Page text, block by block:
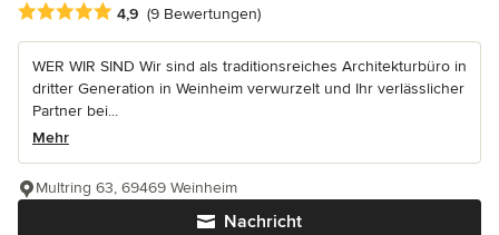
Durchschnittliche Bewertung: 4.9 von 5 Sternen
4,9 (9 Bewertungen)
WER WIR SIND Wir sind als traditionsreiches Architekturbüro in
dritter Generation in Weinheim verwurzelt und Ihr verlässlicher
Partner bei...
Mehr
Nachricht
Multring 63, 69469 Weinheim